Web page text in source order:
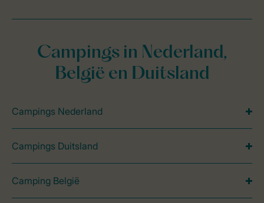
Campings in Nederland,
België en Duitsland
Campings Nederland
Campings Duitsland
Camping België